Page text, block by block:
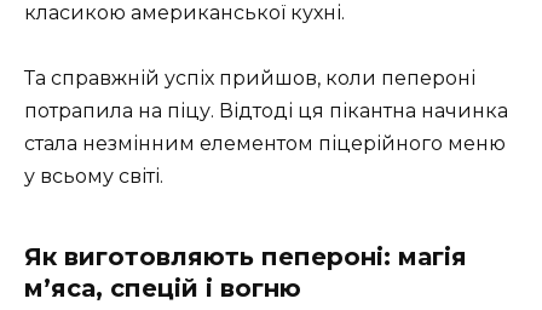
класикою американської кухні.
Та справжній успіх прийшов, коли пепероні
потрапила на піцу. Відтоді ця пікантна начинка
стала незмінним елементом піцерійного меню
у всьому світі.
Як виготовляють пепероні: магія
м’яса, спецій і вогню